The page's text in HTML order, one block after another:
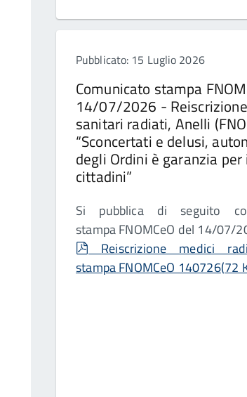
Pubblicato: 15 Luglio 2026
Comunicato stampa
14/07/2026 - Reiscrizione
sanitari radiati, Anelli
“Sconcertati e delusi,
degli Ordini è garanzia per i
cittadini”
Si pubblica di seguito
stampa FNOMCeO del 14/07/
pdf
Reiscrizione medici
stampa FNOMCeO 140726(72